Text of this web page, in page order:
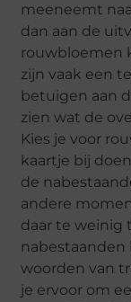
meeneemt
dan aan de
rouwbloemen
zijn vaak een
betuigen aan
zien wat de
Kies je voor
kaartje bij
de
andere
daar te weinig
woorden van
je ervoor om